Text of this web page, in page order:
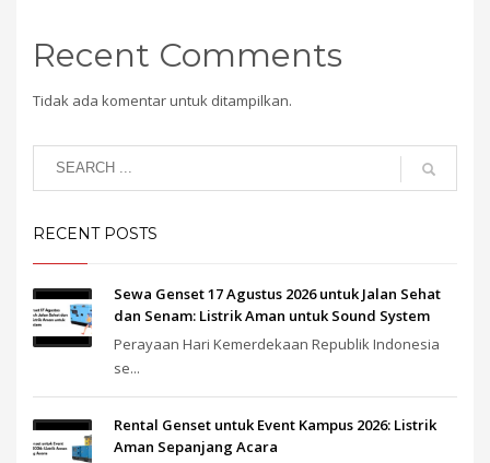
Recent Comments
Tidak ada komentar untuk ditampilkan.
RECENT POSTS
Sewa Genset 17 Agustus 2026 untuk Jalan Sehat
dan Senam: Listrik Aman untuk Sound System
Perayaan Hari Kemerdekaan Republik Indonesia
se...
Rental Genset untuk Event Kampus 2026: Listrik
Aman Sepanjang Acara